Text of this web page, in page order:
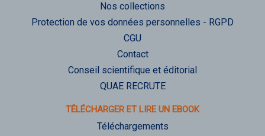
Nos collections
Protection de vos données personnelles - RGPD
CGU
Contact
Conseil scientifique et éditorial
QUAE RECRUTE
TÉLÉCHARGER ET LIRE UN EBOOK
Téléchargements